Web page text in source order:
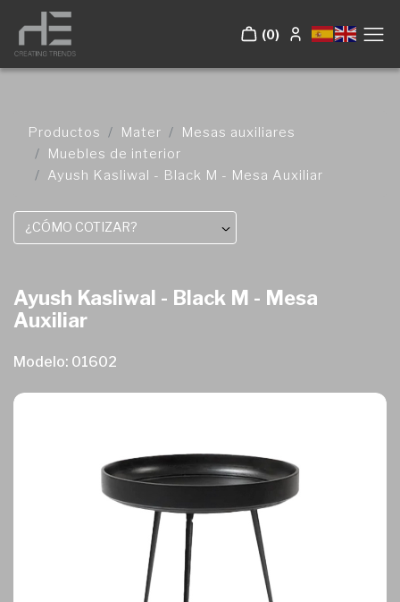
(0)
Productos Mater
Mesas auxiliares
Muebles de interior
Ayush Kasliwal - Black M - Mesa Auxiliar
¿CÓMO COTIZAR?
Ayush Kasliwal - Black M - Mesa
Auxiliar
Modelo: 01602